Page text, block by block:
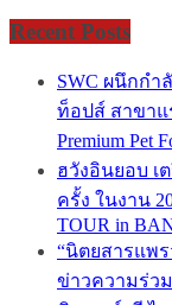
Recent Posts
SWC ผนึกกำ
ท็อปส์ สาขา
Premium Pet
ฮวังอินยอบ
ครั้ง ในงาน
TOUR in
“นิตยสารแพ
ข่าวความร่ว